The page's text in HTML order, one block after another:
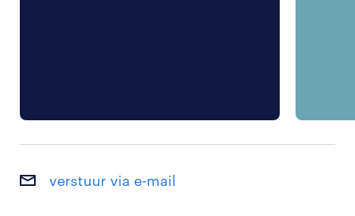
verstuur via e-mail